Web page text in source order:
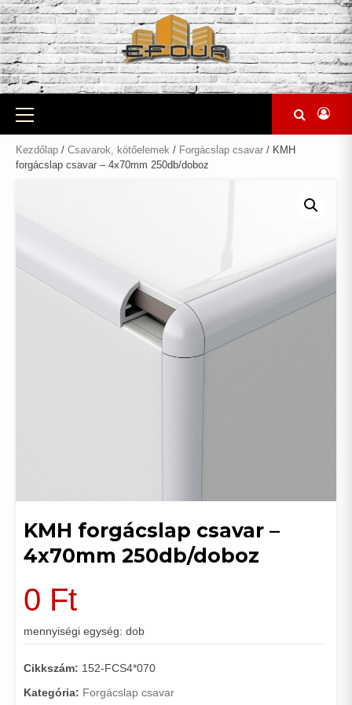
Skip
to
content
Primary
Menu
Kezdőlap / Csavarok, kötőelemek / Forgácslap csavar / KMH
forgácslap csavar – 4x70mm 250db/doboz
KMH forgácslap csavar –
4x70mm 250db/doboz
0 Ft
mennyiségi egység: dob
Cikkszám: 152-FCS4*070
Kategória: Forgácslap csavar